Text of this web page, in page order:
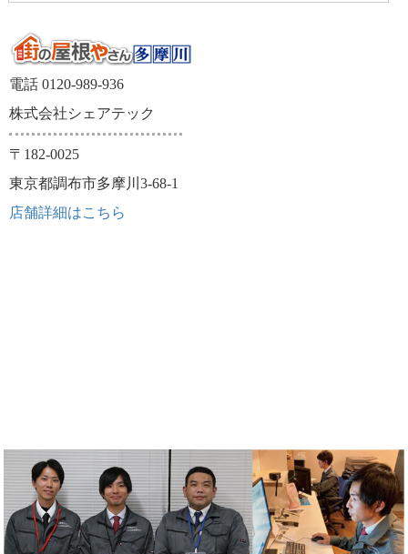
電話 0120-989-936
株式会社シェアテック
〒182-0025
東京都調布市多摩川3-68-1
店舗詳細はこちら